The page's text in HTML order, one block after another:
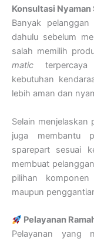
Konsultasi
Banyak
dahulu sebelum
salah memilih
matic terpercaya
kebutuhan
lebih aman dan
Selain menjelaskan
juga membantu
sparepart sesuai
membuat
pilihan
maupun
Pelayanan
Pelayanan yang